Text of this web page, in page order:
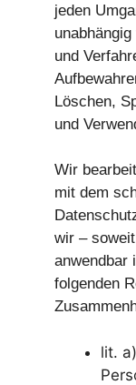
jeden
und
Löschen,
und
Wir
mit dem
wir –
anwendbar
folgenden
lit.